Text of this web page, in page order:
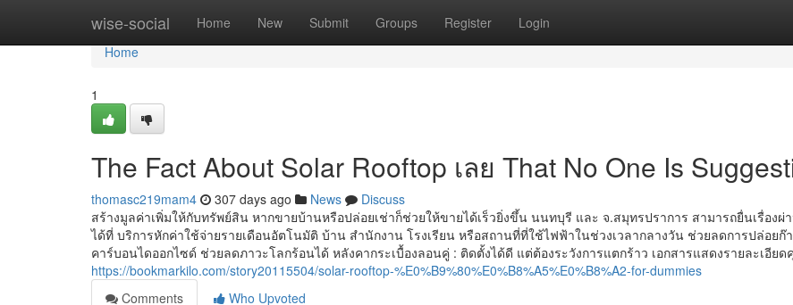
wise-social Home New Submit Groups Register Login
Home
Home
1
The Fact About Solar Rooftop เลย That No One Is
thomasc219mam4 307 days ago News
Discuss
สร้างมูลค่าเพิ่มให้กับทรัพย์สิน หากขายบ้านหรือปล่อยเช่าก็ช่วยให้ขายได้เร็วยิ่งขึ้น นนทบุรี และ จ.สมุทรปราการ สามารถยื่นเรื่องผ่
ได้ที่ บริการหักค่าใช้จ่ายรายเดือนอัตโนมัติ บ้าน สำนักงาน โรงเรียน หรือสถานที่ที่ใช้ไฟฟ้าในช่วงเวลากลางวัน ช่วยลดการปล่อยก๊
คาร์บอนไดออกไซด์ ช่วยลดภาวะโลกร้อนได้ หลังคากระเบื้องลอนคู่ : ติดตั้งได้ดี แต่ต้องระวังการแตกร้าว เอกสารแสดงรายละเอีย
https://bookmarkilo.com/story20115504/solar-rooftop-%E0%B9%80%E0%B8%A5%E0%B8%A2-for-dummies
Comments
Who Upvoted